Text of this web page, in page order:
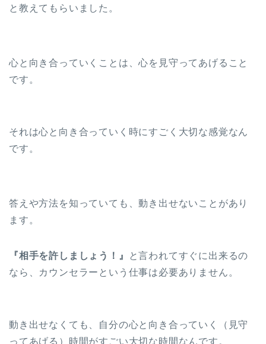
と教えてもらいました。
心と向き合っていくことは、心を見守ってあげること
です。
それは心と向き合っていく時にすごく大切な感覚なん
です。
答えや方法を知っていても、動き出せないことがあり
ます。
『相手を許しましょう！』
と言われてすぐに出来るの
なら、カウンセラーという仕事は必要ありません。
動き出せなくても、自分の心と向き合っていく（見守
ってあげる）時間がすごい大切な時間なんです。